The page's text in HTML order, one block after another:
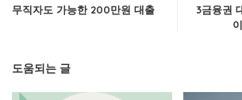
무직자도 가능한 200만원 대출
3금융권
도움되는 글